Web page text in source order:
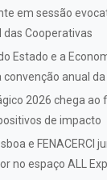
em sessão
das Cooperativas
Estado e a
anual da
2026 chega ao
de impacto
e FENACERCI
no espaço ALL